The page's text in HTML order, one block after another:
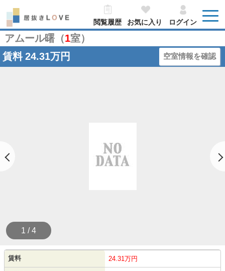
閲覧履歴 お気に入り ログイン
アムール曙（1室）
賃料 24.31万円 空室情報を確認
1 / 4
賃料 24.31万円